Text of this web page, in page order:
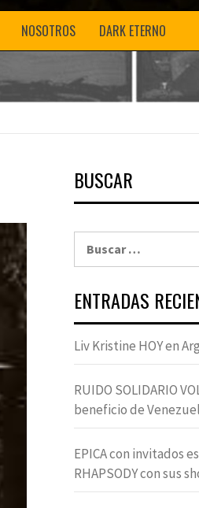
NOSOTROS DARK ETERNO
BUSCAR
ENTRADAS
Liv Kristine HOY en
RUIDO SOLIDARIO
beneficio de
EPICA con invitados
RHAPSODY con sus